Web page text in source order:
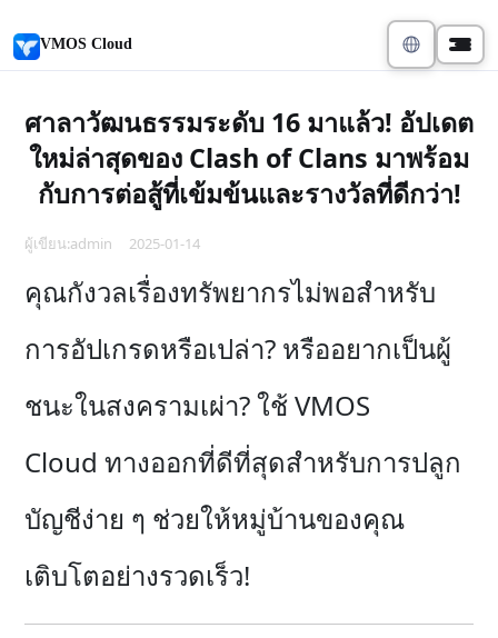
VMOS Cloud
ศาลาวัฒนธรรมระดับ 16 มาแล้ว! อัปเดต
ใหม่ล่าสุดของ Clash of Clans มาพร้อม
กับการต่อสู้ที่เข้มข้นและรางวัลที่ดีกว่า!
ผู้เขียน:admin 2025-01-14
คุณกังวลเรื่องทรัพยากรไม่พอสำหรับ
การอัปเกรดหรือเปล่า? หรืออยากเป็นผู้
ชนะในสงครามเผ่า? ใช้ VMOS
Cloud ทางออกที่ดีที่สุดสำหรับการปลูก
บัญชีง่าย ๆ ช่วยให้หมู่บ้านของคุณ
เติบโตอย่างรวดเร็ว!